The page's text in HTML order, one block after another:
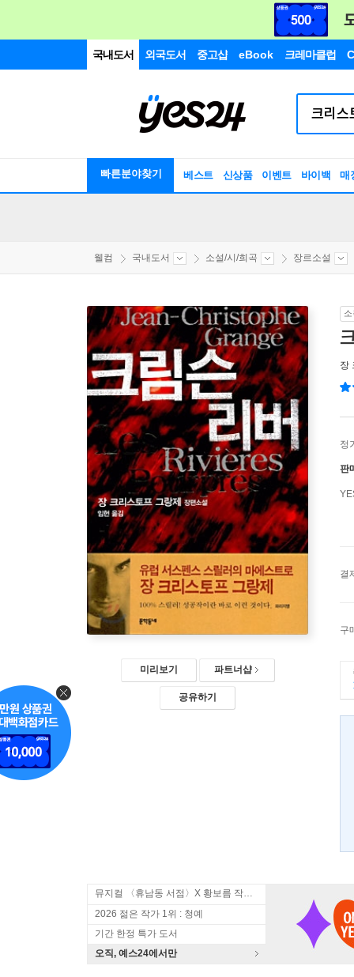
국내도서 외국도서 중고샵 eBook 크레마클럽
빠른분야찾기 베스트 신상품 이벤트 바이백 매
웰컴 국내도서 소설/시/희곡 장르소설
미리보기 파트너샵
공유하기
장
정
판
결
구
뮤지컬 〈휴남동 서점〉X 황보름 작가 북토크
2026 젊은 작가 1위 : 청예
기간 한정 특가 도서
오직, 예스24에서만